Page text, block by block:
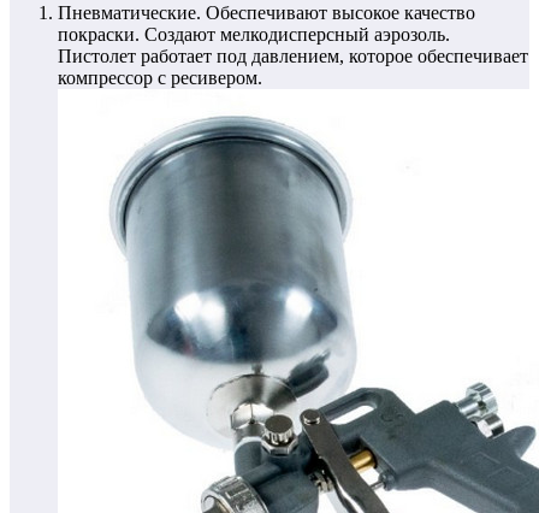
Пневматические. Обеспечивают высокое качество
покраски. Создают мелкодисперсный аэрозоль.
Пистолет работает под давлением, которое обеспечивает
компрессор с ресивером.